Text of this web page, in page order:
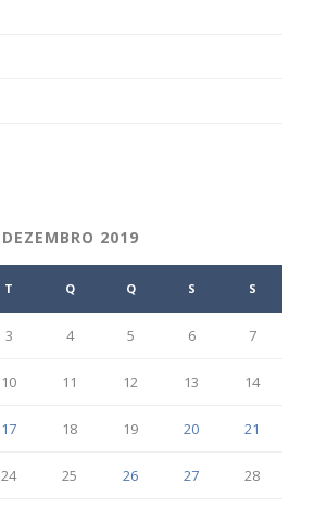
DEZEMBRO 2019
T Q Q S S
3 4 5 6 7
10 11 12 13 14
17 18 19 20 21
24 25 26 27 28